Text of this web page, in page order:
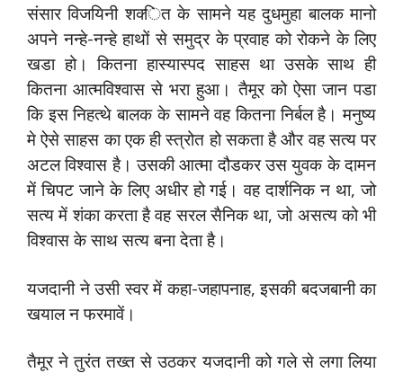
संसार विजयिनी शक्‍ित के सामने यह दुधमुहा बालक मानो
अपने नन्‍हे-नन्‍हे हाथों से समुद्र के प्रवाह को रोकने के लिए
खडा हो। कितना हास्‍यास्‍पद साहस था उसके साथ ही
कितना आत्‍मविश्‍वास से भरा हुआ। तैमूर को ऐसा जान पडा
कि इस निहत्‍थे बालक के सामने वह कितना निर्बल है। मनुष्‍य
मे ऐसे साहस का एक ही स्‍त्रोत हो सकता है और वह सत्‍य पर
अटल विश्‍वास है। उसकी आत्‍मा दौडकर उस युवक के दामन
में चिपट जाने ‍के लिए अधीर हो गई। वह दार्शनिक न था, जो
सत्‍य में शंका करता है वह सरल सैनिक था, जो असत्‍य को भी
विश्‍वास के साथ सत्‍य बना देता है।
यजदानी ने उसी स्‍वर में कहा-जहापनाह, इसकी बदजबानी का
खयाल न फरमावें।
तैमूर ने तुरंत तख्‍त से उठकर यजदानी को गले से लगा लिया